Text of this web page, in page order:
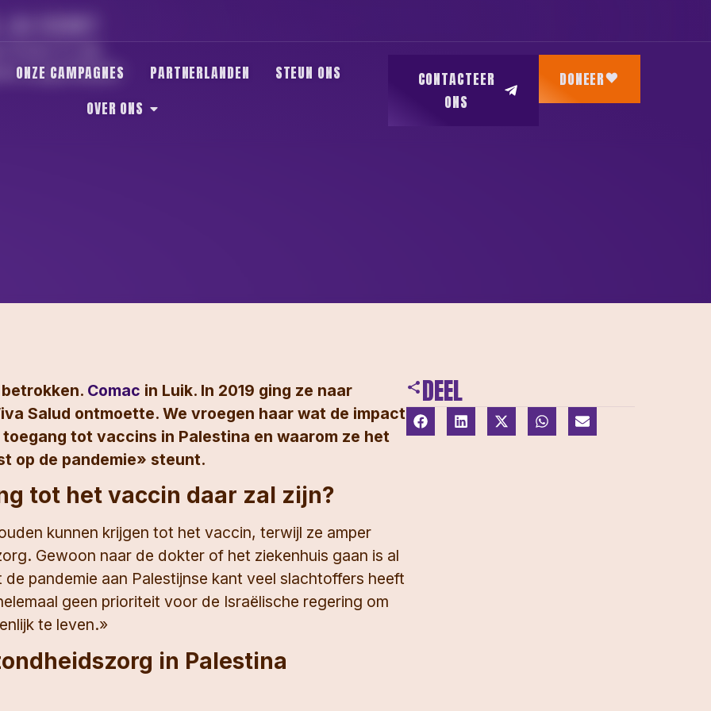
ONZE CAMPAGNES PARTNERLANDEN
STEUN ONS
OVER ONS
CONTACTEER
ONS
DONEER
OOK?
in Luik.
burgerinitiatief
Comac in Luik. In 2019 ging ze naar
Salud ontmoette. We vroegen haar wat de impact
tot vaccins in Palestina en waarom ze het
op de pandemie» steunt.
tot het vaccin daar zal zijn?
kunnen krijgen tot het vaccin, terwijl ze amper
Gewoon naar de dokter of het ziekenhuis gaan is al
pandemie aan Palestijnse kant veel slachtoffers heeft
geen prioriteit voor de Israëlische regering om
te leven.»
in Palestina
DEEL